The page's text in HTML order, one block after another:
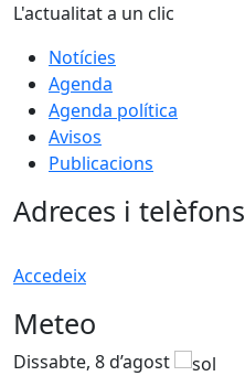
L'actualitat a un clic
Notícies
Agenda
Agenda política
Avisos
Publicacions
Adreces i telèfons
Accedeix
Meteo
Dissabte, 8 d’agost